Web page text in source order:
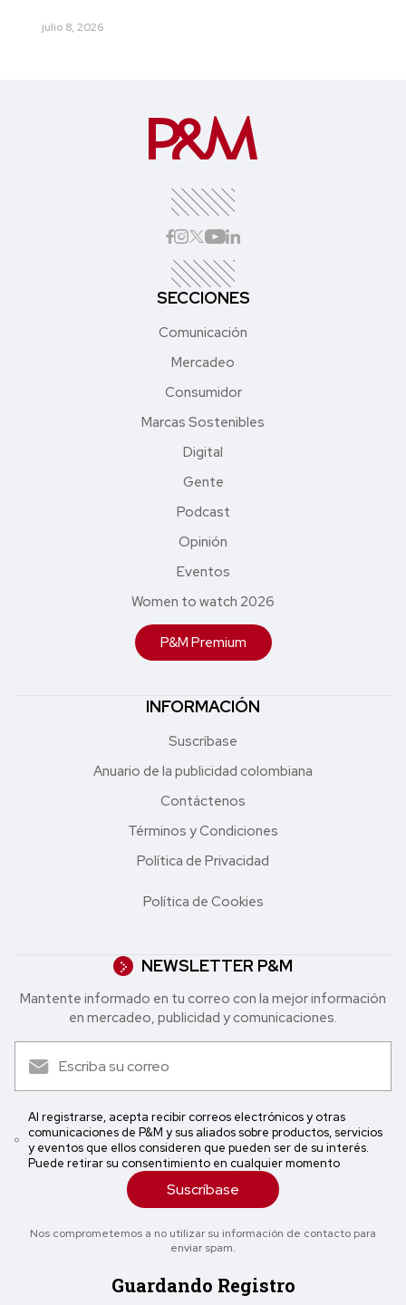
julio 8, 2026
SECCIONES
Comunicación
Mercadeo
Consumidor
Marcas Sostenibles
Digital
Gente
Podcast
Opinión
Eventos
Women to watch 2026
P&M Premium
INFORMACIÓN
Suscríbase
Anuario de la publicidad colombiana
Contáctenos
Términos y Condiciones
Política de Privacidad
Política de Cookies
NEWSLETTER P&M
Mantente informado en tu correo con la mejor in formación
en mercadeo, publicidad y comunicaciones.
Al registrarse, acepta recibir correos electrónicos y otras
comunicaciones de P&M y sus aliados sobre productos, servicios
y eventos que ellos consideren que pueden ser de su interés.
Puede retirar su consentimiento en cualquier momento
Suscríbase
Nos comprometemos a no utilizar su información de contacto para
enviar spam.
Guardando Registro